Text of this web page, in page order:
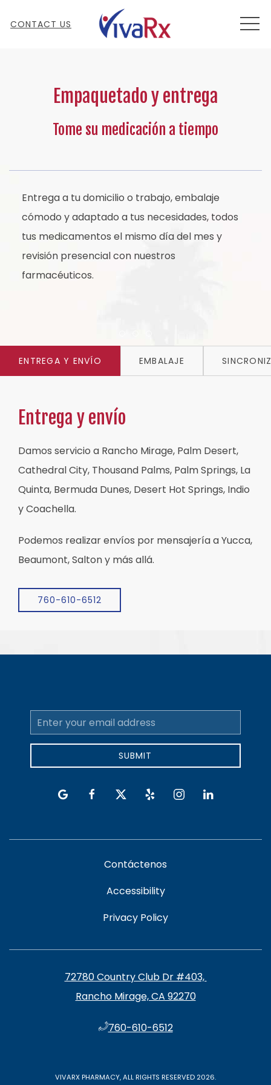
CONTACT US
Empaquetado y entrega
Tome su medicación a tiempo
Entrega a tu domicilio o trabajo, embalaje
cómodo y adaptado a tus necesidades, todos
tus medicamentos el mismo día del mes y
revisión presencial con nuestros
farmacéuticos.
ENTREGA Y ENVÍO EMBALAJE
Entrega y envío
Damos servicio a Rancho Mirage, Palm Desert,
Cathedral City, Thousand Palms, Palm Springs, La
Quinta, Bermuda Dunes, Desert Hot Springs, Indio
y Coachella.
Podemos realizar envíos por mensajería a Yucca,
Beaumont, Salton y más allá.
760-610-6512
Email
Address
SUBMIT
google facebooktwitter yelp instagramlinkedin
Contáctenos
Accessibility
Privacy Policy
72780 Country Club Dr #403, ​​​​
Rancho Mirage, CA 92270
​760-610-6512
VIVARX PHARMACY, ALL RIGHTS RESERVED 2026.